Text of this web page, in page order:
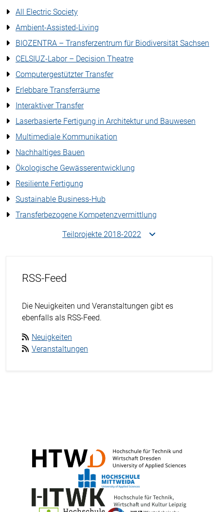
All Electric Society
Ambient-Assisted-Living
BIOZENTRA – Transferzentrum für Biodiversität Sachsen
CELSIUZ-Labor – Decision Theatre
Computergestützter Transfer
Erlebbare Transferräume
Interaktiver Transfer
Laserbasierte Fertigung in Architektur und Bauwesen
Multimediale Kommunikation
Nachhaltiges Bauen
Ökologische Gewässerentwicklung
Resiliente Fertigung
Sustainable Business-Hub
Transferbezogene Kompetenzvermittlung
Teilprojekte 2018-2022
RSS-Feed
Die Neuigkeiten und Veranstaltungen gibt es
ebenfalls als RSS-Feed.
Neuigkeiten
Veranstaltungen